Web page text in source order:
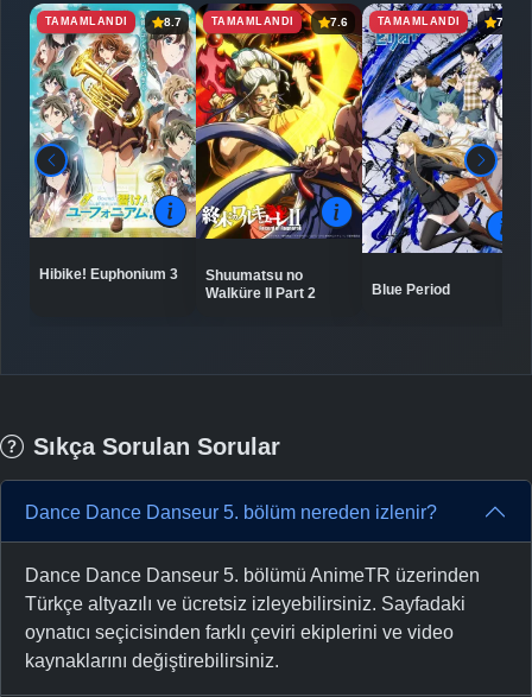
TAMAMLANDI 8.7
Hibike! Euphonium 3
TAMAMLANDI 7.6
Shuumatsu no
Walküre II Part 2
TAMAMLANDI 7.8
Blue Period
Sıkça Sorulan Sorular
Dance Dance Danseur 5. bölüm nereden izlenir?
Dance Dance Danseur 5. bölümü AnimeTR üzerinden
Türkçe altyazılı ve ücretsiz izleyebilirsiniz. Sayfadaki
oynatıcı seçicisinden farklı çeviri ekiplerini ve video
kaynaklarını değiştirebilirsiniz.